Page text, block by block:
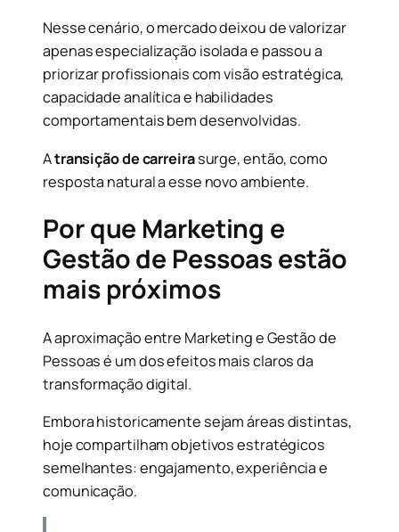
Nesse cenário, o mercado deixou de valorizar
apenas especialização isolada e passou a
priorizar profissionais com visão estratégica,
capacidade analítica e habilidades
comportamentais bem desenvolvidas.
Atransição de carreirasurge, então, como
resposta natural a esse novo ambiente.
Por que Marketing e
Gestão de Pessoas estão
mais próximos
A aproximação entre Marketing e Gestão de
Pessoas é um dos efeitos mais claros da
transformação digital.
Embora historicamente sejam áreas distintas,
hoje compartilham objetivos estratégicos
semelhantes: engajamento, experiência e
comunicação.